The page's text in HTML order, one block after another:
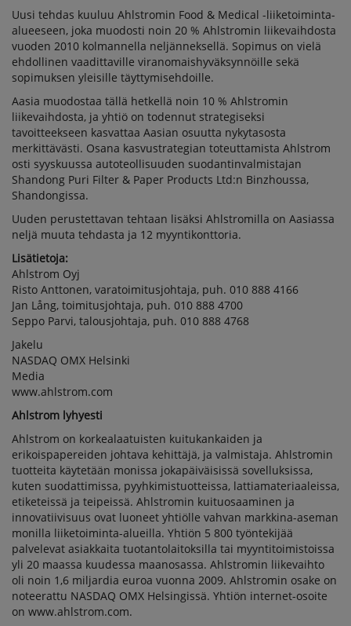
Uusi tehdas kuuluu Ahlstromin Food & Medical -liiketoiminta-
alueeseen, joka muodosti noin 20 % Ahlstromin liikevaihdosta
vuoden 2010 kolmannella neljänneksellä. Sopimus on vielä
ehdollinen vaadittaville viranomaishyväksynnöille sekä
sopimuksen yleisille täyttymisehdoille.
Aasia muodostaa tällä hetkellä noin 10 % Ahlstromin
liikevaihdosta, ja yhtiö on todennut strategiseksi
tavoitteekseen kasvattaa Aasian osuutta nykytasosta
merkittävästi. Osana kasvustrategian toteuttamista Ahlstrom
osti syyskuussa autoteollisuuden suodantinvalmistajan
Shandong Puri Filter & Paper Products Ltd:n Binzhoussa,
Shandongissa.
Uuden perustettavan tehtaan lisäksi Ahlstromilla on Aasiassa
neljä muuta tehdasta ja 12 myyntikonttoria.
Lisätietoja:
Ahlstrom Oyj
Risto Anttonen, varatoimitusjohtaja, puh. 010 888 4166
Jan Lång, toimitusjohtaja, puh. 010 888 4700
Seppo Parvi, talousjohtaja, puh. 010 888 4768
Jakelu
NASDAQ OMX Helsinki
Media
www.ahlstrom.com
Ahlstrom lyhyesti
Ahlstrom on korkealaatuisten kuitukankaiden ja
erikoispapereiden johtava kehittäjä, ja valmistaja. Ahlstromin
tuotteita käytetään monissa jokapäiväisissä sovelluksissa,
kuten suodattimissa, pyyhkimistuotteissa, lattiamateriaaleissa,
etiketeissä ja teipeissä. Ahlstromin kuituosaaminen ja
innovatiivisuus ovat luoneet yhtiölle vahvan markkina-aseman
monilla liiketoiminta-alueilla. Yhtiön 5 800 työntekijää
palvelevat asiakkaita tuotantolaitoksilla tai myyntitoimistoissa
yli 20 maassa kuudessa maanosassa. Ahlstromin liikevaihto
oli noin 1,6 miljardia euroa vuonna 2009. Ahlstromin osake on
noteerattu NASDAQ OMX Helsingissä. Yhtiön internet-osoite
on www.ahlstrom.com.